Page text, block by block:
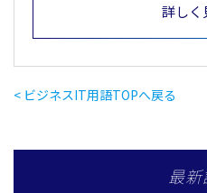
詳しく
< ビジネスIT用語TOPへ戻る
最新